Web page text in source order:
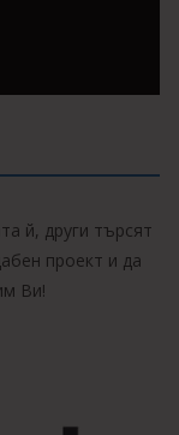
й, други търсят
проект и да
Ви!